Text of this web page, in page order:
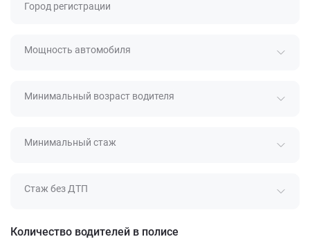
Город регистрации
Мощность автомобиля
Минимальный возраст водителя
Минимальный стаж
Стаж без ДТП
Количество водителей в полисе